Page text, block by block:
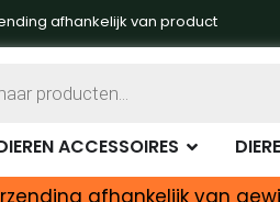
afhankelijk van product
ACCESSOIRES Open
afhankelijk van